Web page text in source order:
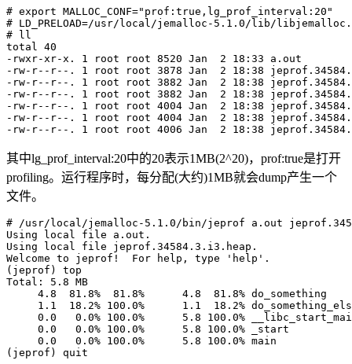
# export MALLOC_CONF="prof:true,lg_prof_interval:20"
# LD_PRELOAD=/usr/local/jemalloc-5.1.0/lib/
# ll
total 40
-rwxr-xr-x. 1 root root 8520 Jan  2 18:33 a.out
-rw-r--r--. 1 root root 3878 Jan  2 18:38
-rw-r--r--. 1 root root 3882 Jan  2 18:38
-rw-r--r--. 1 root root 3882 Jan  2 18:38
-rw-r--r--. 1 root root 4004 Jan  2 18:38
-rw-r--r--. 1 root root 4004 Jan  2 18:38
其中lg_prof_interval:20中的20表示1MB(2^20)，prof:true是打开
profiling。运行程序时，每分配(大约)1MB就会dump产生一个
文件。
# /usr/local/jemalloc-5.1.0/bin/jeprof a.out
Using local file a.out.
Using local file jeprof.34584.3.i3.heap.
Welcome to jeprof!  For help, type 'help'.
(jeprof) top
Total: 5.8 MB
     4.8  81.8%  81.8%      4.8  81.8% do_something
1.1  18.2% 100.0%      1.1  18.2%
0.0   0.0% 100.0%      5.8 100.0%
     0.0   0.0% 100.0%      5.8 100.0% _start
     0.0   0.0% 100.0%      5.8 100.0% main